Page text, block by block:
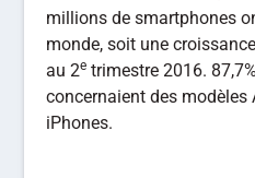
millions de smartphones
monde, soit une
au 2e trimestre 2016.
concernaient des modèles
iPhones.